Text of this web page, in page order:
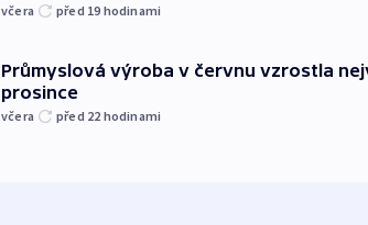
včera před 19 hodinami
Průmyslová výroba v červnu vzrostla
prosince
včera před 22 hodinami